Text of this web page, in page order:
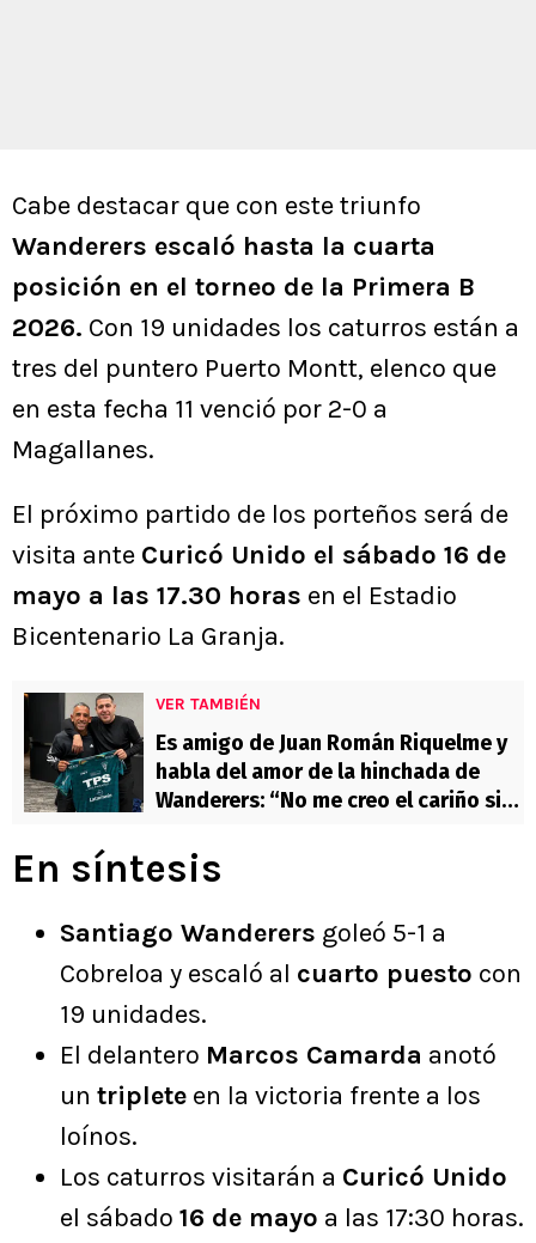
Cabe destacar que con este triunfo
Wanderers escaló hasta la cuarta
posición en el torneo de la Primera B
2026. Con 19 unidades los caturros están a
tres del puntero Puerto Montt, elenco que
en esta fecha 11 venció por 2-0 a
Magallanes.
El próximo partido de los porteños será de
visita ante Curicó Unido el sábado 16 de
mayo a las 17.30 horas en el Estadio
Bicentenario La Granja.
VER TAMBIÉN
Es amigo de Juan Román Riquelme y
habla del amor de la hinchada de
Wanderers: “No me creo el cariño sin
En síntesis
Santiago Wanderers goleó 5-1 a
Cobreloa y escaló al cuarto puesto con
19 unidades.
El delantero Marcos Camarda anotó
un triplete en la victoria frente a los
loínos.
Los caturros visitarán a Curicó Unido
el sábado 16 de mayo a las 17:30 horas.